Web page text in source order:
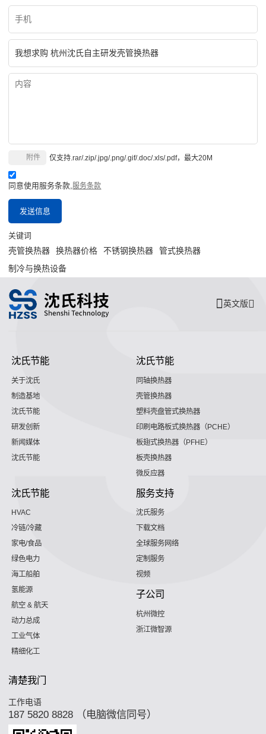
仅支持.rar/.zip/.jpg/.png/.gif/.doc/.xls/.pdf，最大20M
附件
同意使用服务条款,服务条款
发送信息
关键词
壳管换热器 换热器价格 不锈钢换热器
管式换热器
制冷与换热设备
英文版
沈氏节能
关于沈氏
制造基地
沈氏节能
研发创新
新闻媒体
沈氏节能
沈氏节能
同轴换热器
壳管换热器
塑料壳盘管式换热器
印刷电路板式换热器（PCHE）
板翅式换热器（PFHE）
板壳换热器
微反应器
沈氏节能
HVAC
冷链/冷藏
家电/食品
绿色电力
海工船舶
氢能源
航空 & 航天
动力总成
工业气体
精细化工
服务支持
沈氏服务
下载文档
全球服务网络
定制服务
视频
子公司
杭州微控
浙江微智源
清楚我门
工作电语
187 5820 8828 （电脑微信同号）